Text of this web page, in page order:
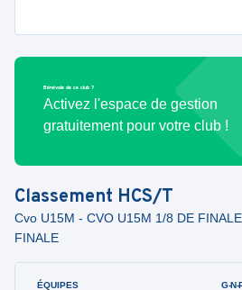
Bénévole de ce club ?
Activez l'espace de gestion
gratuitement pour votre club !
Classement HCS/T
Cvo U15M - CVO U15M 1/8 DE
FINALE
ÉQUIPES G-N-